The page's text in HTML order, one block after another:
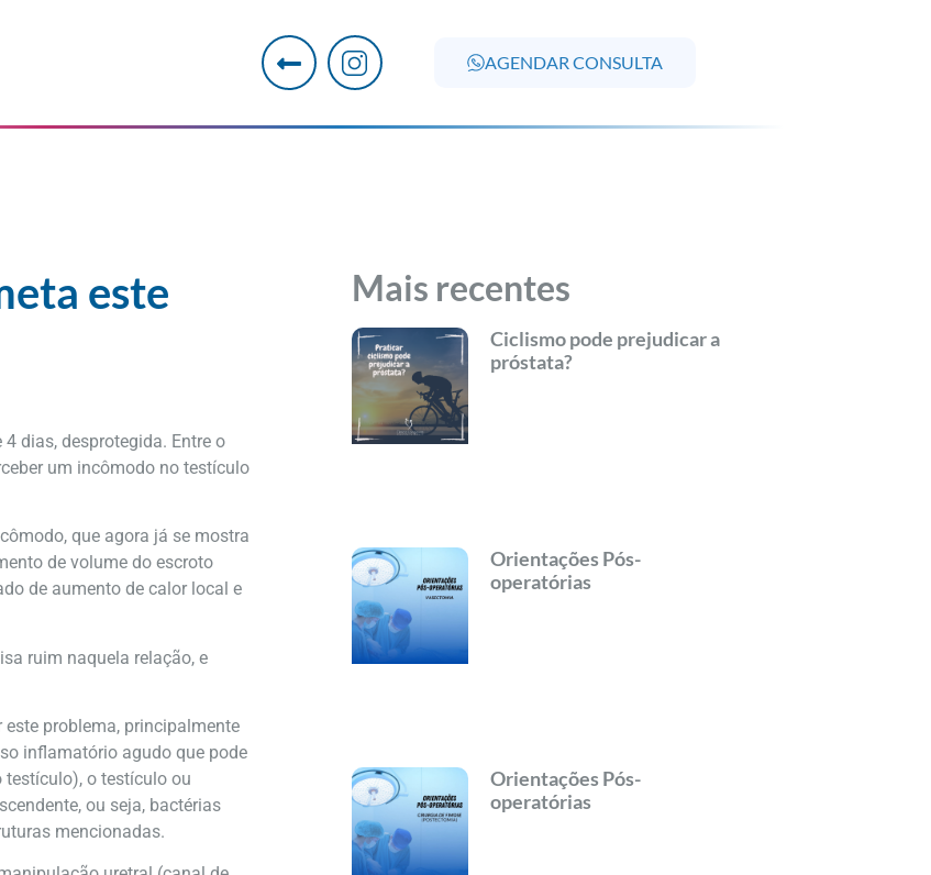
AGENDAR CONSULTA
este
dias, desprotegida. Entre o
um incômodo no testículo
que agora já se mostra
de volume do escroto
de aumento de calor local e
ruim naquela relação, e
problema, principalmente
inflamatório agudo que pode
testículo), o testículo ou
ou seja, bactérias
mencionadas.
Mais recentes
Ciclismo pode prejudicar a
próstata?
Orientações Pós-
operatórias
Orientações Pós-
operatórias